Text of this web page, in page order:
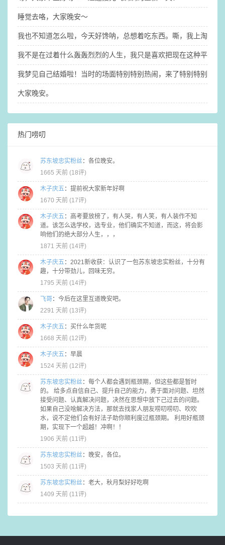
睡觉去咯，大家晚安～
我也不知道怎么啦，今天好馋呐，总想着吃东西。嘶，我上淘宝
我不是在过着什么轰轰烈烈的人生，我只是喜欢把现在这种平平
我梦见自己结婚啦！​当时的场面特别特别热闹，来了特别特别多
大家晚安。
热门唠叨
苏东坡忠实粉丝： 各位晚安。
1665 天前 (18评)
木子庆五： 提前祝大家新年好啊
1670 天前 (17评)
木子庆五： 高考要放榜了，有人哭，有人笑，有人装作不知
道。该怎么选学校，选专业，他们确实不知道，而这，将会影
响他们的绝大部分人生，，，
1871 天前 (14评)
木子庆五： 2021新收获：认识了一包苏东坡忠实粉丝，十分有
趣，十分带劲儿，回味无穷。
1795 天前 (14评)
飞哥： 今后在这里互道晚安吧。
2291 天前 (13评)
木子庆五： 买什么年货呢
1668 天前 (12评)
木子庆五： 早晨
1524 天前 (12评)
苏东坡忠实粉丝： 每个人都会遇到瓶颈期，但这些都是暂时
的。 给多点自信自己、提升自己的能力，勇于面对问题、坦然
接受问题、认真解决问题，决然在思想中放下己过去的问题。
如果自己没啥解决方法，那就去找家人朋友唠叨唠叨、吹吹
水，说不定他们会有好法子助你顺利度过瓶颈期。 利用好瓶颈
期，实现下一个超越！冲啊！！
1906 天前 (11评)
苏东坡忠实粉丝： 晚安，各位。
1503 天前 (11评)
苏东坡忠实粉丝： 老大，秋月梨好好吃啊
1409 天前 (11评)